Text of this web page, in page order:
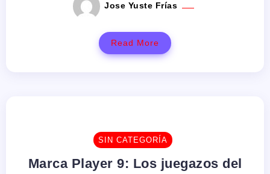
Jose Yuste Frías
Read More
SIN CATEGORÍA
Marca Player 9: Los juegazos del